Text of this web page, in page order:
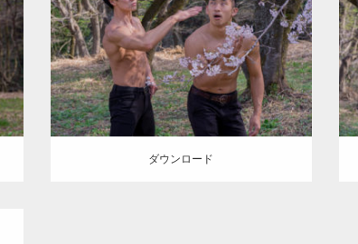
Category:桜とマッチョ kaichan
AKIHITO(細マッチョ) 外資系筋肉 上腕
三頭筋 手刀マッチョ
ダウンロード
ダウンロード